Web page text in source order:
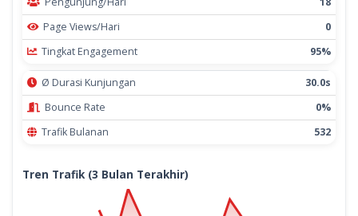
Page Views/Hari
0
Tingkat Engagement
95%
Ø Durasi Kunjungan
30.0s
Bounce Rate
0%
Trafik Bulanan
532
Tren Trafik (3 Bulan Terakhir)